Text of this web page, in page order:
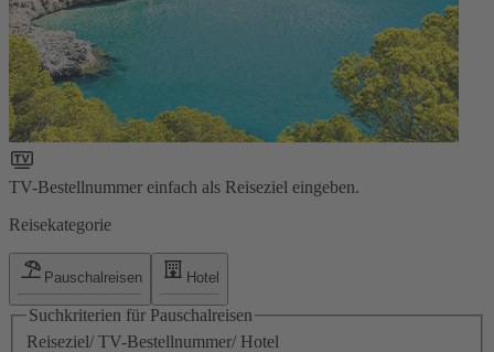
TV-Bestellnummer einfach als Reiseziel eingeben.
Reisekategorie
Pauschalreisen Hotel
Suchkriterien für Pauschalreisen
Reiseziel/ TV-Bestellnummer/ Hotel